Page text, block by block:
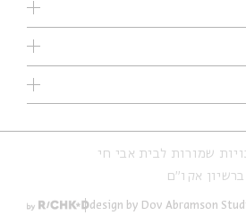
אקו״ם
design by Dov Abramson